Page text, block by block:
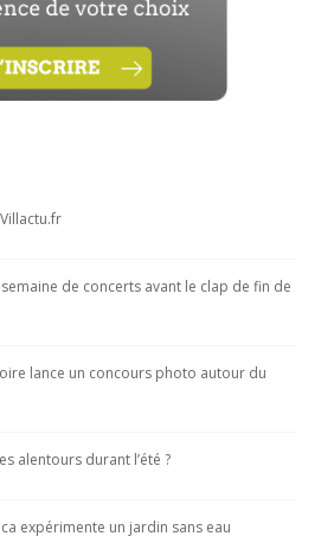
de concerts avant le clap de fin de
lance un concours photo autour du
alentours durant l’été ?
expérimente un jardin sans eau